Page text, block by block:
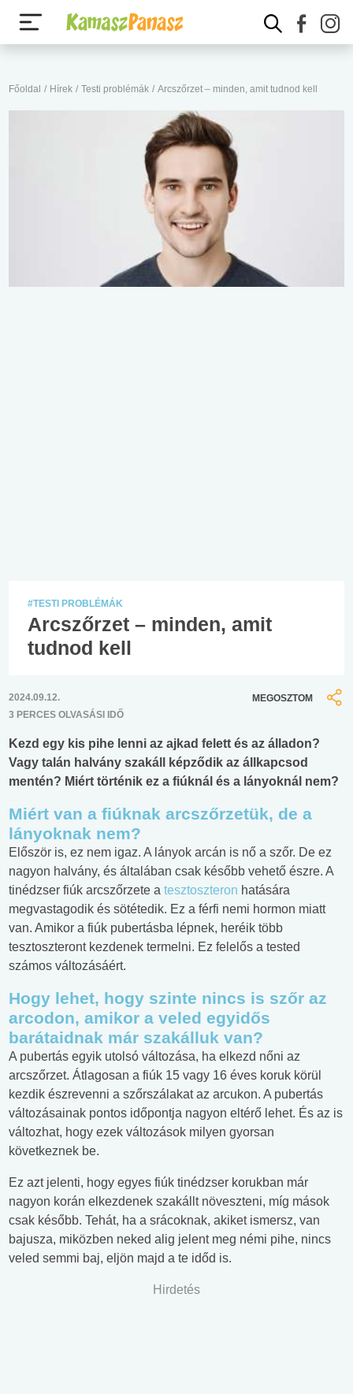
Főoldal / Hírek / Testi problémák / Arcszőrzet – minden, amit tudnod kell
#TESTI PROBLÉMÁK
Arcszőrzet – minden, amit
tudnod kell
2024.09.12.
3 PERCES OLVASÁSI IDŐ
MEGOSZTOM
Kezd egy kis pihe lenni az ajkad felett és az álladon?
Vagy talán halvány szakáll képződik az állkapcsod
mentén? Miért történik ez a fiúknál és a lányoknál nem?
Miért van a fiúknak arcszőrzetük, de a
lányoknak nem?
Először is, ez nem igaz. A lányok arcán is nő a szőr. De ez
nagyon halvány, és általában csak később vehető észre. A
tinédzser fiúk arcszőrzete a tesztoszteron hatására
megvastagodik és sötétedik. Ez a férfi nemi hormon miatt
van. Amikor a fiúk pubertásba lépnek, heréik több
tesztoszteront kezdenek termelni. Ez felelős a tested
számos változásáért.
Hogy lehet, hogy szinte nincs is szőr az
arcodon, amikor a veled egyidős
barátaidnak már szakálluk van?
A pubertás egyik utolsó változása, ha elkezd nőni az
arcszőrzet. Átlagosan a fiúk 15 vagy 16 éves koruk körül
kezdik észrevenni a szőrszálakat az arcukon. A pubertás
változásainak pontos időpontja nagyon eltérő lehet. És az is
változhat, hogy ezek változások milyen gyorsan
következnek be.
Ez azt jelenti, hogy egyes fiúk tinédzser korukban már
nagyon korán elkezdenek szakállt növeszteni, míg mások
csak később. Tehát, ha a srácoknak, akiket ismersz, van
bajusza, miközben neked alig jelent meg némi pihe, nincs
veled semmi baj, eljön majd a te időd is.
Hirdetés